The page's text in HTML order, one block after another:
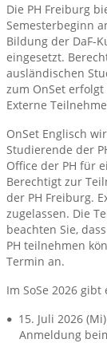
Die PH Freiburg
Semesterbeginn
Bildung der DaF-
eingesetzt.
ausländischen
zum OnSet
Externe
OnSet Englisch
Studierende der
Office der PH für
Berechtigt zur
der PH Freiburg.
zugelassen. Die
beachten Sie,
PH teilnehmen
Termin an.
Im SoSe 2026
15. Juli 2026
Anmeldung